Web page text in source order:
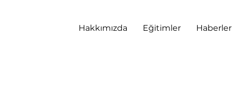
Hakkımızda Eğitimler Haberler